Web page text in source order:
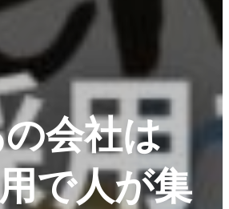
会社は
で人が集